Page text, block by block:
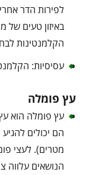
לפירות הדר
באיזון טעים של
הקלמנטינות
עסיסיות:
עץ פומלה
עץ פומלה הוא
מטרים). לעצי
הנושאים עלווה